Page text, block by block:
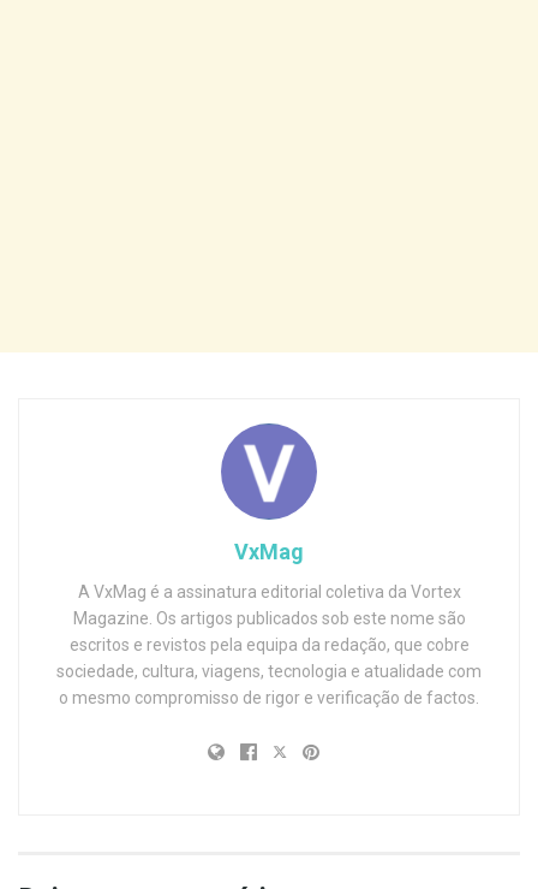
VxMag
A VxMag é a assinatura editorial coletiva da Vortex
Magazine. Os artigos publicados sob este nome são
escritos e revistos pela equipa da redação, que cobre
sociedade, cultura, viagens, tecnologia e atualidade com
o mesmo compromisso de rigor e verificação de factos.